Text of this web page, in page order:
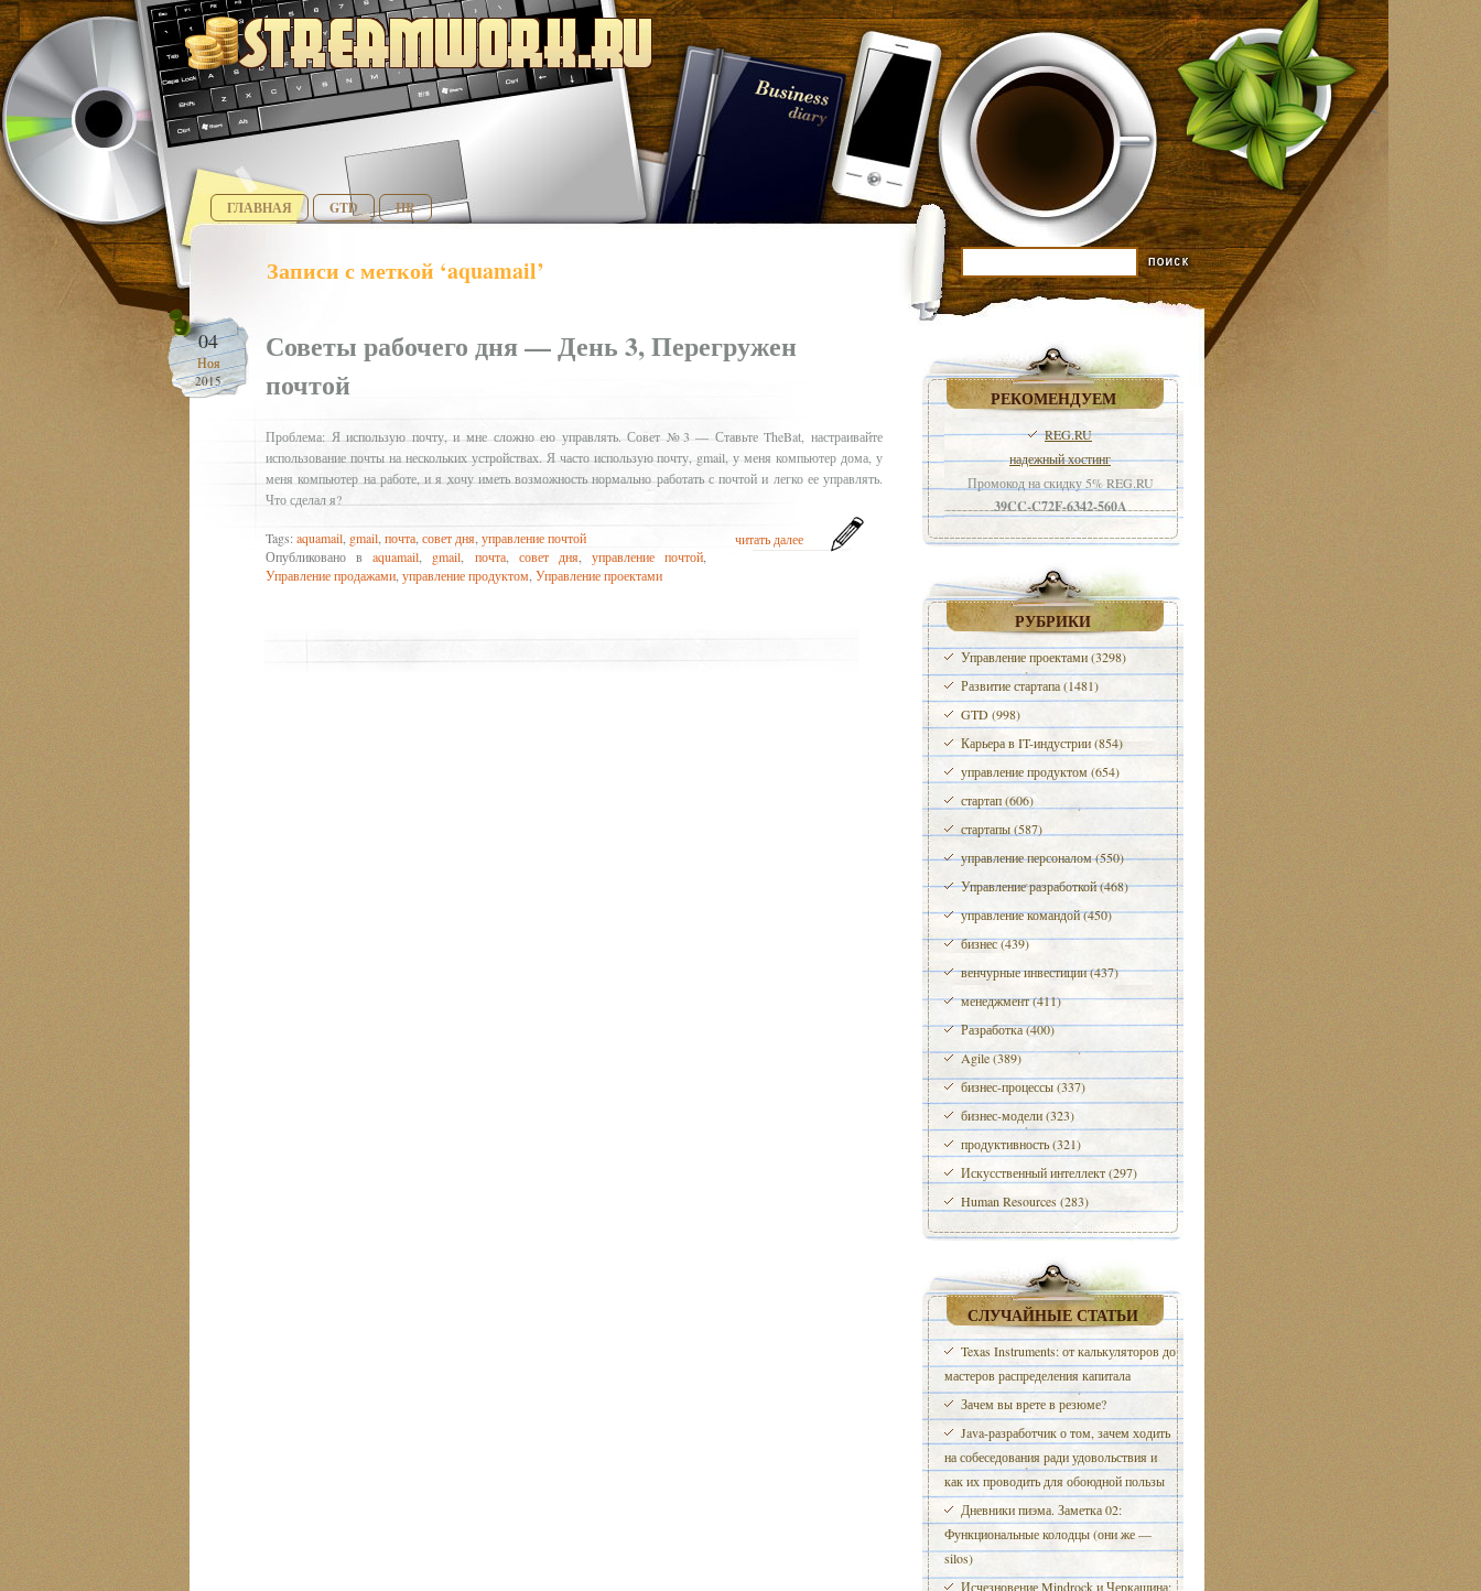
ГЛАВНАЯ GTD HR
Записи с меткой ‘aquamail’
04
Ноя
2015
Советы рабочего дня — День 3, Перегружен
почтой
Проблема: Я использую почту, и мне сложно ею управлять. Совет №3 — Ставьте TheBat, настраивайте
использование почты на нескольких устройствах. Я часто использую почту, gmail, у меня компьютер дома, у
меня компьютер на работе, и я хочу иметь возможность нормально работать с почтой и легко ее управлять.
Что сделал я?
Tags:aquamail gmail почта совет дня управление почтой
Опубликовано вaquamail gmail почта, совет дня, управление почтой
Управление продажами управление продуктом Управление проектами
читать далее
РЕКОМЕНДУЕМ
REG.RU
надежный хостинг
Промокод на скидку 5% REG.RU
39CC-C72F-6342-560A
РУБРИКИ
Управление проектами (3298)
Развитие стартапа (1481)
GTD (998)
Карьера в IT-индустрии (854)
управление продуктом (654)
стартап (606)
стартапы (587)
управление персоналом (550)
Управление разработкой (468)
управление командой (450)
бизнес (439)
венчурные инвестиции (437)
менеджмент (411)
Разработка (400)
Agile (389)
бизнес-процессы (337)
бизнес-модели (323)
продуктивность (321)
Искусственный интеллект (297)
Human Resources (283)
СЛУЧАЙНЫЕ СТАТЬИ
Texas Instruments: от калькуляторов до
мастеров распределения капитала
Зачем вы врете в резюме?
Java-разработчик о том, зачем ходить
на собеседования ради удовольствия и
как их проводить для обоюдной пользы
Дневники пиэма. Заметка 02:
Функциональные колодцы (они же —
silos)
Исчезновение Mindrock и Черкашина: